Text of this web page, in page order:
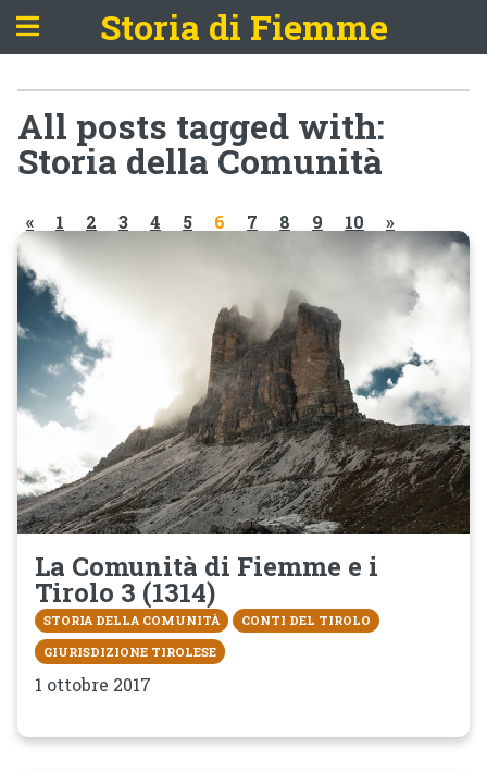
Storia di Fiemme
All posts tagged with:
Storia della Comunità
« 1 2 3 4 5 6 7 8 9 10 »
La Comunità di Fiemme e i
Tirolo 3 (1314)
STORIA DELLA COMUNITÀ
CONTI DEL TIROLO
GIURISDIZIONE TIROLESE
1 ottobre 2017